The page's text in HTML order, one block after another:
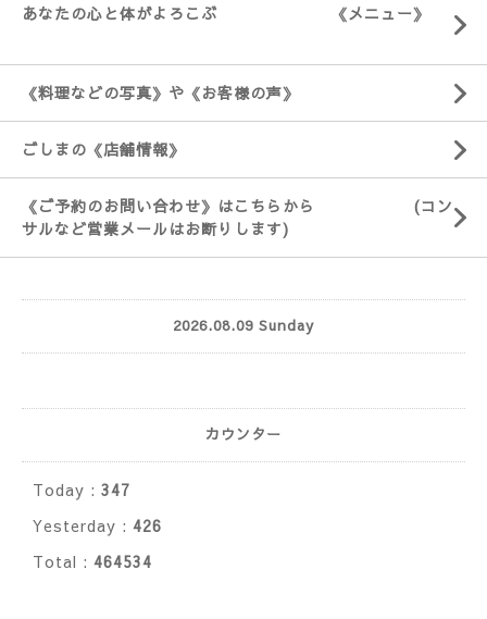
あなたの心と体がよろこぶ 《メニュー》
《料理などの写真》や《お客様の声》
ごしまの《店舗情報》
《ご予約のお問い合わせ》はこちらから (コン
サルなど営業メールはお断りします)
2026.08.09 Sunday
カウンター
Today : 347
Yesterday : 426
Total : 464534